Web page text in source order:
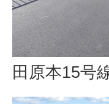
田原本15号